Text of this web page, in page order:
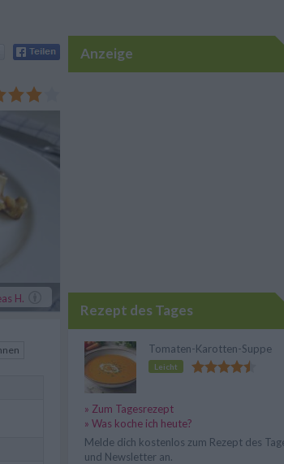
wie
H.
Anzeige
Rezept des Tages
Tomaten-Karotten-Suppe
Leicht
» Zum Tagesrezept
» Was koche ich heute?
Melde dich kostenlos zum Rezept des
und Newsletter an.